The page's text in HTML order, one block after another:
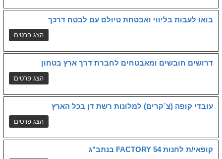
בואו לעבות בליווי ואבטחת טיולם עם לבטח דרכך
דרושים חובשים ומאבטחים לחברת דרך ארץ בטחון
עובדי קופה (צ´קרים) למלונות רשת דן בכל הארץ
קופאי/ת לחנות FACTORY 54 בנתב"ג